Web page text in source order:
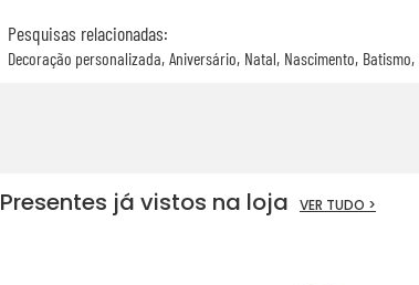
Pesquisas relacionadas:
Decoração personalizada Aniversário Natal Nascimento Batismo
Presentes já vistos na loja VER TUDO >